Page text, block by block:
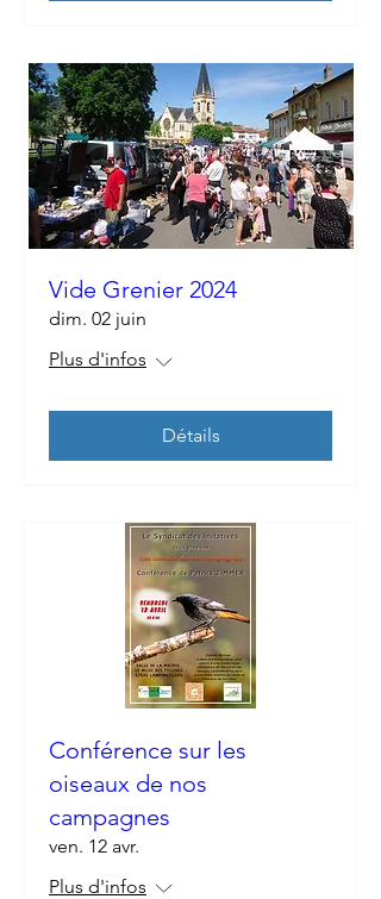
Vide Grenier 2024
dim. 02 juin
Plus d'infos
Détails
Conférence sur les
oiseaux de nos
campagnes
ven. 12 avr.
Plus d'infos